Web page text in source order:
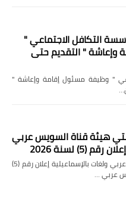
التكافل الاجتماعي "
وإعاشة " التقديم حتى
" وظيفة مسئول إقامة وإعاشة "
هيئة قناة السويس عربي
(5) لسنة 2026
وظائف خالية بمدرستي هيئة قناة السويس عربي ولغات بالإسماعيلية إعلان رقم (5)